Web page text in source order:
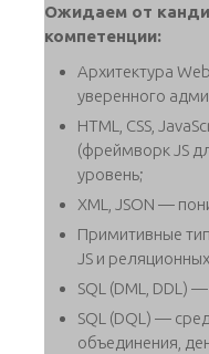
Ожидаем от
компетенции:
Архитектура
уверенного
HTML, CSS,
(фреймворк JS
уровень;
XML, JSON —
Примитивные
JS и
SQL (DML, DDL)
SQL (DQL) —
объединения,